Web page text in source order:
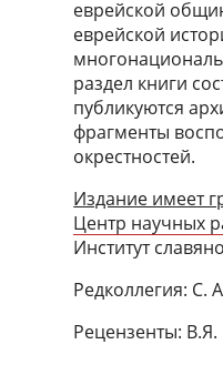
еврейской
еврейской
раздел книги
публикуются
фрагменты
окрестностей.
Издание имеет
Центр научных
Институт
Редколлегия: С.
Рецензенты: